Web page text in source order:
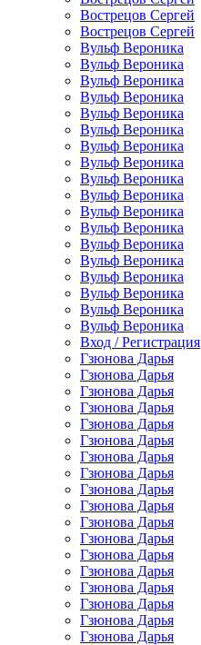
Вострецов Сергей
Вострецов Сергей
Вульф Вероника
Вульф Вероника
Вульф Вероника
Вульф Вероника
Вульф Вероника
Вульф Вероника
Вульф Вероника
Вульф Вероника
Вульф Вероника
Вульф Вероника
Вульф Вероника
Вульф Вероника
Вульф Вероника
Вульф Вероника
Вульф Вероника
Вульф Вероника
Вульф Вероника
Вульф Вероника
Вход / Регистрация
Гзюнова Дарья
Гзюнова Дарья
Гзюнова Дарья
Гзюнова Дарья
Гзюнова Дарья
Гзюнова Дарья
Гзюнова Дарья
Гзюнова Дарья
Гзюнова Дарья
Гзюнова Дарья
Гзюнова Дарья
Гзюнова Дарья
Гзюнова Дарья
Гзюнова Дарья
Гзюнова Дарья
Гзюнова Дарья
Гзюнова Дарья
Гзюнова Дарья